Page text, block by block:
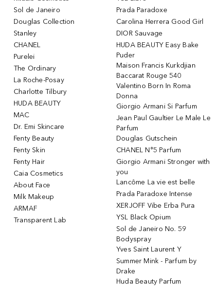
Sol de Janeiro
Douglas Collection
Stanley
CHANEL
Purelei
The Ordinary
La Roche-Posay
Charlotte Tilbury
HUDA BEAUTY
MAC
Dr. Emi Skincare
Fenty Beauty
Fenty Skin
Fenty Hair
Caia Cosmetics
About Face
Milk Makeup
ARMAF
Transparent Lab
Prada Paradoxe
Carolina Herrera Good Girl
DIOR Sauvage
HUDA BEAUTY Easy Bake
Puder
Maison Francis Kurkdjian
Baccarat Rouge 540
Valentino Born In Roma
Donna
Giorgio Armani Si Parfum
Jean Paul Gaultier Le Male Le
Parfum
Douglas Gutschein
CHANEL N°5 Parfum
Giorgio Armani Stronger with
you
Lancôme La vie est belle
Prada Paradoxe Intense
XERJOFF Vibe Erba Pura
YSL Black Opium
Sol de Janeiro No. 59
Bodyspray
Yves Saint Laurent Y
Summer Mink - Parfum by
Drake
Huda Beauty Parfum